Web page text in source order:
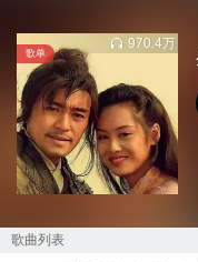
歌单
970.4万
歌曲列表